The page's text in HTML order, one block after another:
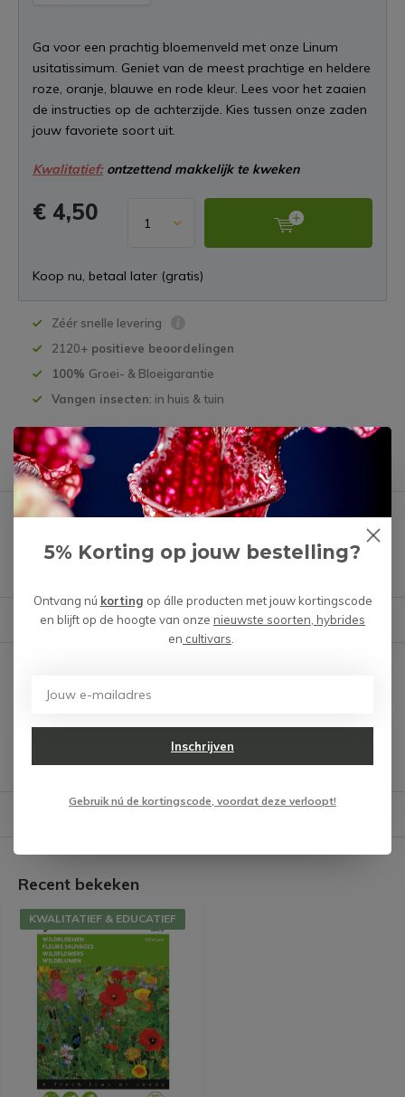
Ga voor een prachtig bloemenveld met onze Linum
usitatissimum. Geniet van de meest prachtige en heldere
roze, oranje, blauwe en rode kleur. Lees voor het zaaien
de instructies op de achterzijde. Kies tussen onze zaden
jouw favoriete soort uit.
Kwalitatief:ontzettend makkelijk te kweken
€ 4,50
Koop nu, betaal later (gratis)
Zéér snelle levering
2120+ positieve beoordelingen
100% Groei- & Bloeigarantie
Vangen insecten: in huis & tuin
Productomschrijving
We helpen je graag met het vinden van het juiste product.
Verstuur mail Reviews
Schrijf je eigen review
Recent bekeken
KWALITATIEF & EDUCATIEF
5% Korting op jouw bestelling?
Ontvang nú korting op álle producten met jouw kortingscode
en blijft op de hoogte van onze nieuwste soorten, hybrides
en cultivars
Inschrijven
Gebruik nú de kortingscode, voordat deze verloopt!